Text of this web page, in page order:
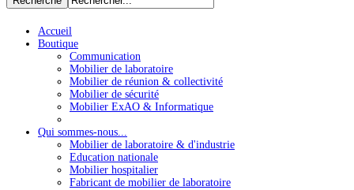
Accueil
Boutique
Communication
Mobilier de laboratoire
Mobilier de réunion & collectivité
Mobilier de sécurité
Mobilier ExAO & Informatique
Qui sommes-nous...
Mobilier de laboratoire & d'industrie
Education nationale
Mobilier hospitalier
Fabricant de mobilier de laboratoire